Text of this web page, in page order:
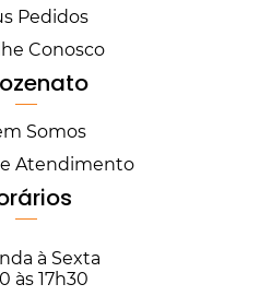
Pedidos
Conosco
Somos
Atendimento
à Sexta
às 17h30